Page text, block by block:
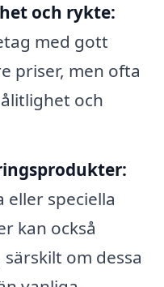
och rykte:
med gott
priser, men ofta
och
eller speciella
kan också
om dessa